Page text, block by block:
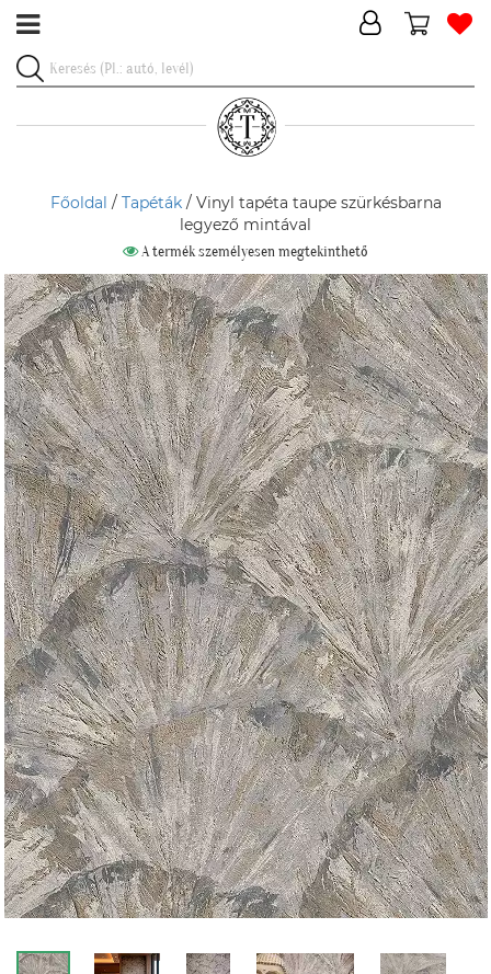
Főoldal / Tapéták/ Vinyl tapéta taupe szürkésbarna
legyező mintával
A termék személyesen megtekinthető